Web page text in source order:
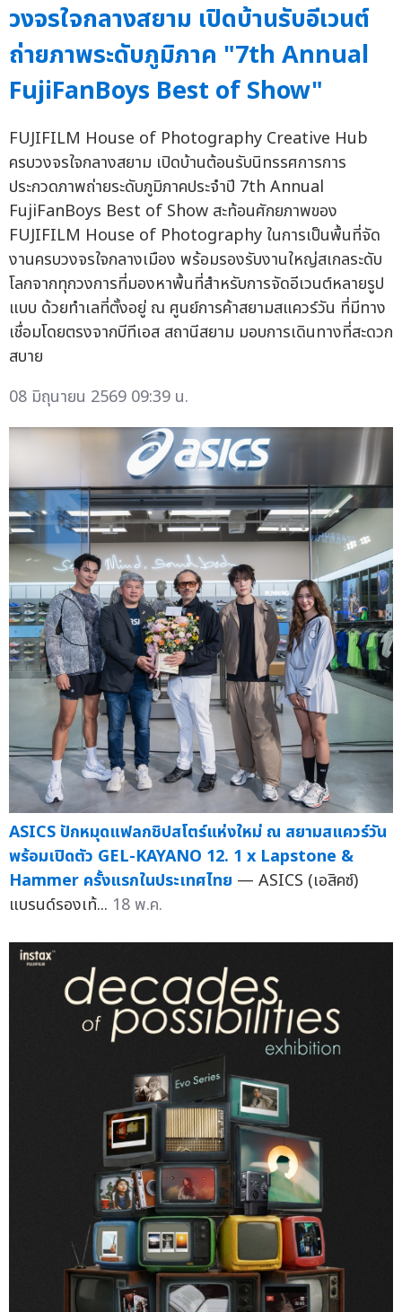
วงจรใจกลางสยาม เปิดบ้านรับอีเวนต์
ถ่ายภาพระดับภูมิภาค "7th Annual
FujiFanBoys Best of Show"
FUJIFILM House of Photography Creative Hub
ครบวงจรใจกลางสยาม เปิดบ้านต้อนรับนิทรรศการการ
ประกวดภาพถ่ายระดับภูมิภาคประจำปี 7th Annual
FujiFanBoys Best of Show สะท้อนศักยภาพของ
FUJIFILM House of Photography ในการเป็นพื้นที่จัด
งานครบวงจรใจกลางเมือง พร้อมรองรับงานใหญ่สเกลระดับ
โลกจากทุกวงการที่มองหาพื้นที่สำหรับการจัดอีเวนต์หลายรูป
แบบ ด้วยทำเลที่ตั้งอยู่ ณ ศูนย์การค้าสยามสแควร์วัน ที่มีทาง
เชื่อมโดยตรงจากบีทีเอส สถานีสยาม มอบการเดินทางที่สะดวก
สบาย
08 มิถุนายน 2569 09:39 น.
ASICS ปักหมุดแฟลกชิปสโตร์แห่งใหม่ ณ สยามสแควร์วัน
พร้อมเปิดตัว GEL-KAYANO 12. 1 x Lapstone &
Hammer ครั้งแรกในประเทศไทย — ASICS (เอสิคซ์)
แบรนด์รองเท้... 18 พ.ค.